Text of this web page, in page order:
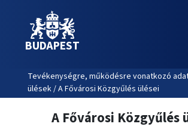
BUDAPEST
Tevékenységre, működésre vonatkozó
ülések / A Fővárosi Közgyűlés ülései
A Fővárosi Közgyűlés